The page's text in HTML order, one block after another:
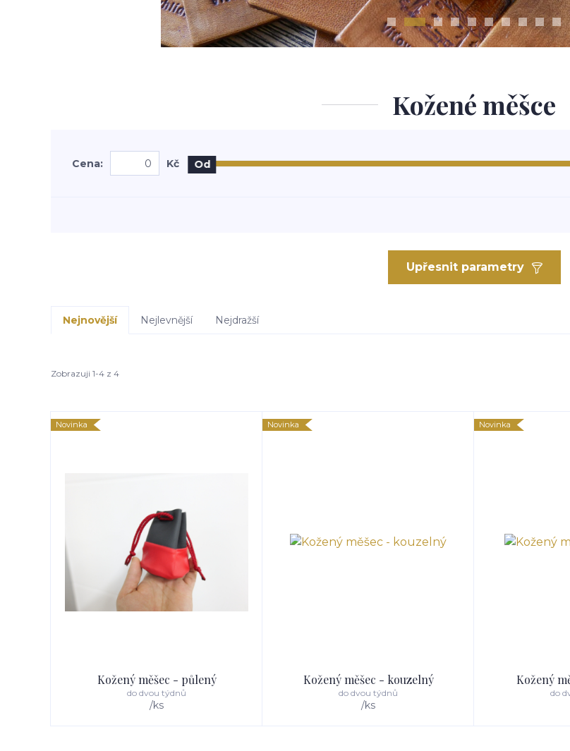
Kožené měšce
Upřesnit parametry
Cena: Kč Od
Nejnovější Nejlevnější Nejdražší
Zobrazuji 1-4 z 4
Novinka
Kožený měšec - půlený
/ks
do dvou týdnů
Novinka
Kožený měšec - kouzelný
/ks
do dvou týdnů
Novinka
Kožený
do